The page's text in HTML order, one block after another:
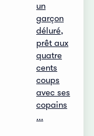
un
garçon
déluré,
prêt aux
quatre
cents
coups
avec ses
copains
...